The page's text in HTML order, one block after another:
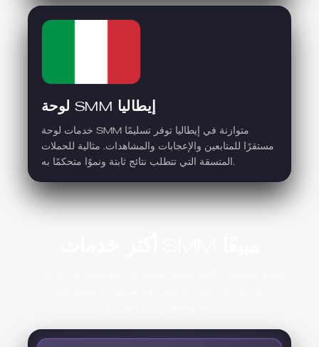
لوحة SMM إيطاليا
خدمات لوحة SMM متوازنة في إيطاليا توفر تسليمًا
مستقرًا للمتابعين والإعجابات والمشاهدات. مثالية للحملات
المتسقة التي تتطلب نتائج ثابتة ونموًا متحكمًا به.